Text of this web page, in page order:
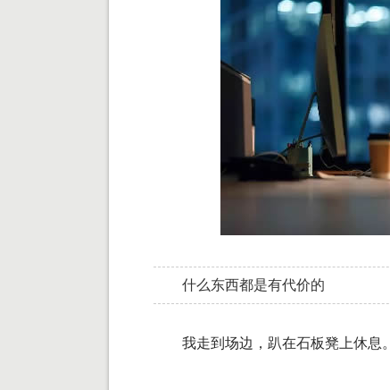
什么东西都是有代价的
我走到场边，趴在石板凳上休息。